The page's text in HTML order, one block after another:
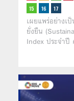
เผยแพร่อย่างเ
ยั่งยืน
Index ประจำ